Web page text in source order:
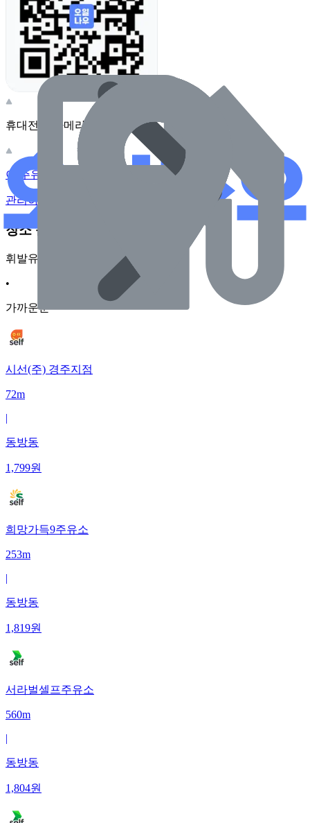
휴대전화 카메라로 찍어보세요
이 주유소의 사장님이신가요?
관리하기
장소 근처 주유소
휘발유
•
가까운순
시선(주) 경주지점
72m
|
동방동
1,799원
희망가득9주유소
253m
|
동방동
1,819원
서라벌셀프주유소
560m
|
동방동
1,804원